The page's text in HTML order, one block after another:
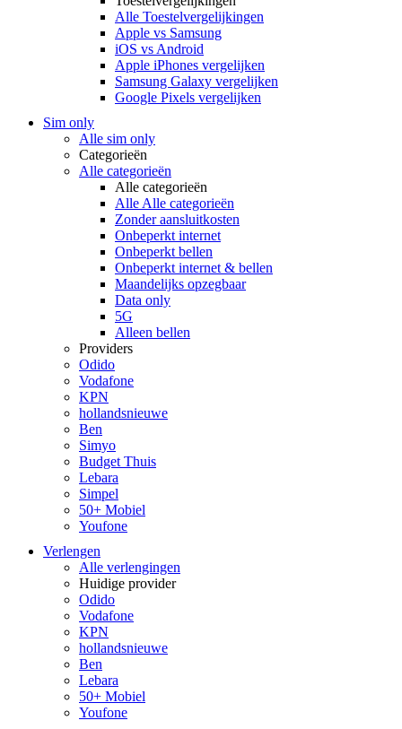
Alle Toestelvergelijkingen
Apple vs Samsung
iOS vs Android
Apple iPhones vergelijken
Samsung Galaxy vergelijken
Google Pixels vergelijken
Sim only
Alle sim only
Categorieën
Alle categorieën
Alle categorieën
Alle Alle categorieën
Zonder aansluitkosten
Onbeperkt internet
Onbeperkt bellen
Onbeperkt internet & bellen
Maandelijks opzegbaar
Data only
5G
Alleen bellen
Providers
Odido
Vodafone
KPN
hollandsnieuwe
Ben
Simyo
Budget Thuis
Lebara
Simpel
50+ Mobiel
Youfone
Verlengen
Alle verlengingen
Huidige provider
Odido
Vodafone
KPN
hollandsnieuwe
Ben
Lebara
50+ Mobiel
Youfone